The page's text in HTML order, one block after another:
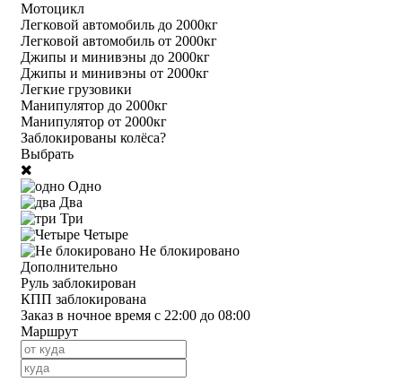
Мотоцикл
Легковой автомобиль до 2000кг
Легковой автомобиль от 2000кг
Джипы и минивэны до 2000кг
Джипы и минивэны от 2000кг
Легкие грузовики
Манипулятор до 2000кг
Манипулятор от 2000кг
Заблокированы колёса?
Выбрать
Одно
Два
Три
Четыре
Не блокировано
Дополнительно
Руль заблокирован
КПП заблокирована
Заказ в ночное время с 22:00 до 08:00
Маршрут